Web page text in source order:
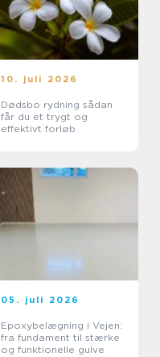
10. juli 2026
Dødsbo rydning sådan
får du et trygt og
effektivt forløb
05. juli 2026
Epoxybelægning i Vejen:
fra fundament til stærke
og funktionelle gulve